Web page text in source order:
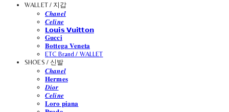
WALLET / 지갑
𝑪𝒉𝒂𝒏𝒆𝒍
𝑪𝒆𝒍𝒊𝒏𝒆
𝗟𝗼𝘂𝗶𝘀 𝗩𝘂𝗶𝘁𝘁𝗼𝗻
𝐆𝐮𝐜𝐜𝐢
𝐁𝐨𝐭𝐭𝐞𝐠𝐚 𝐕𝐞𝐧𝐞𝐭𝐚
ETC Brand / WALLET
SHOES / 신발
𝑪𝒉𝒂𝒏𝒆𝒍
𝐇𝐞𝐫𝐦𝐞𝐬
𝑫𝒊𝒐𝒓
𝑪𝒆𝒍𝒊𝒏𝒆
𝐋𝐨𝐫𝐨 𝐩𝐢𝐚𝐧𝐚